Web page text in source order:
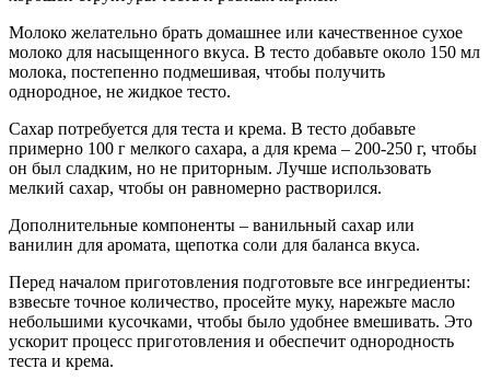
Молоко желательно брать домашнее или качественное сухое
молоко для насыщенного вкуса. В тесто добавьте около 150 мл
молока, постепенно подмешивая, чтобы получить
однородное, не жидкое тесто.
Сахар потребуется для теста и крема. В тесто добавьте
примерно 100 г мелкого сахара, а для крема – 200-250 г, чтобы
он был сладким, но не приторным. Лучше использовать
мелкий сахар, чтобы он равномерно растворился.
Дополнительные компоненты – ванильный сахар или
ванилин для аромата, щепотка соли для баланса вкуса.
Перед началом приготовления подготовьте все ингредиенты:
взвесьте точное количество, просейте муку, нарежьте масло
небольшими кусочками, чтобы было удобнее вмешивать. Это
ускорит процесс приготовления и обеспечит однородность
теста и крема.